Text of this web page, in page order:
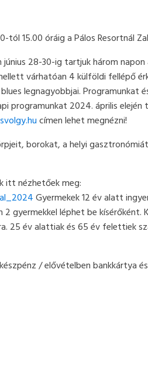
tól 15.00 óráig a Pálos Resortnál
28-30-ig tartjuk három
várhatóan 4 külföldi fellépő
legnagyobbjai. Programunkat
programunkat 2024. április elején
címen lehet megnézni!
borokat, a helyi
itt nézhetőek meg:
Gyermekek 12 év alatt
gyermekkel léphet be kísérőként.
25 év alattiak és 65 év felettiek
/ elővételben bankkártya